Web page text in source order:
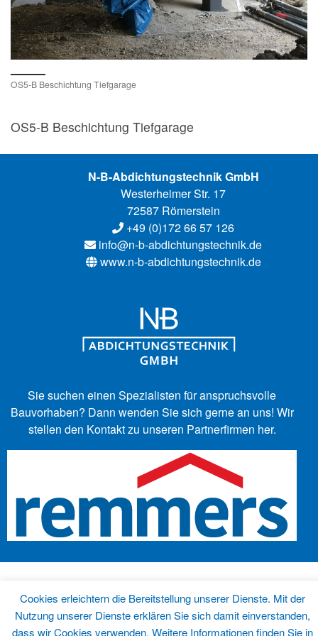
OS5-B Beschichtung Tiefgarage
OS5-B Beschichtung Tiefgarage
N-B-Abdichtungstechnik GmbH
Westerheimer Str. 17
72587 Römerstein
+49 (0)172 66 57 126
info@n-b-abdichtungstechnik.de
www.n-b-abdichtungstechnik.de
Sie suchen einen Spezialisten für anspruchsvolle
Bauvorhaben? Dann wenden Sie sich gerne an uns! Wir
stellen den Kontakt zu unseren Partnerfirmen her.
Datenschutz
Haftungsausschluss
Cookies erleichtern die Bereitstellung unserer Dienste. Mit der
Nutzung unserer Dienste erklären Sie sich damit einverstanden,
dass wir Cookies verwenden. Weitere Informationen finden Sie in